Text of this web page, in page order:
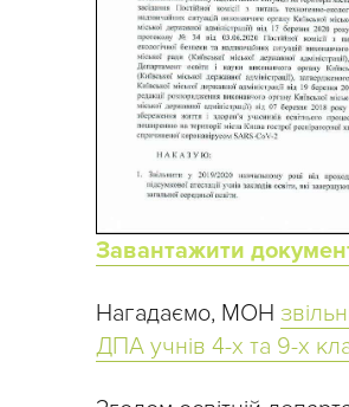
Завантажити
Нагадаємо, МОН
ДПА учнів 4-х та 9-х